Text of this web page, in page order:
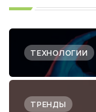
ТЕХНОЛОГИИ
ТРЕНДЫ